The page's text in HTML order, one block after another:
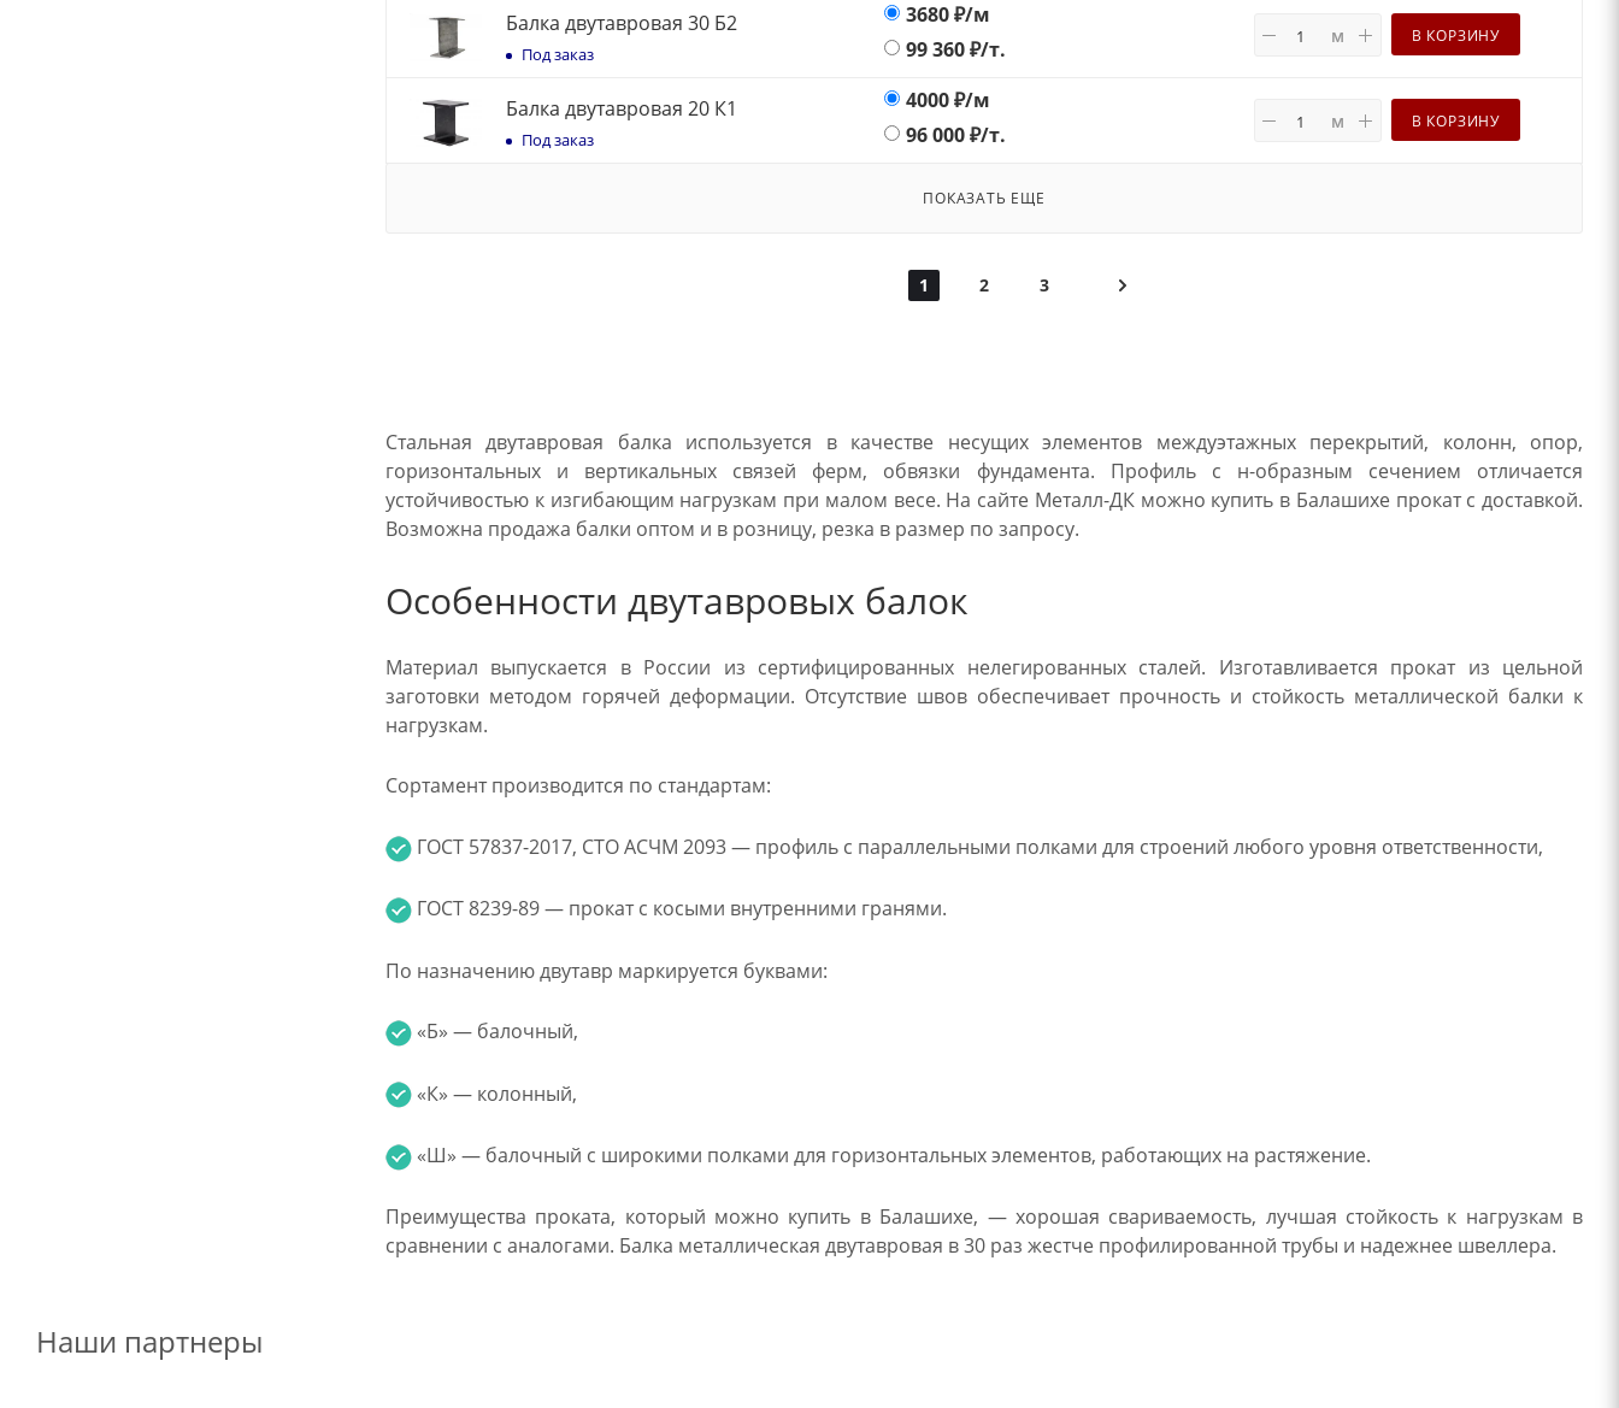
Балка двутавровая 30 Б2
Под заказ
3680₽/м
99 360₽/т.
м В КОРЗИНУ
Балка двутавровая 20 К1
Под заказ
4000₽/м
96 000₽/т.
м В КОРЗИНУ
ПОКАЗАТЬ ЕЩЕ
1 2 3
Стальная двутавровая балка используется в качестве несущих элементов междуэтажных перекрытий, колонн, опор,
горизонтальных и вертикальных связей ферм, обвязки фундамента. Профиль с н-образным сечением отличается
устойчивостью к изгибающим нагрузкам при малом весе. На сайте Металл-ДК можно купить в Балашихе прокат с доставкой.
Возможна продажа балки оптом и в розницу, резка в размер по запросу.
Особенности двутавровых балок
Материал выпускается в России из сертифицированных нелегированных сталей. Изготавливается прокат из цельной
заготовки методом горячей деформации. Отсутствие швов обеспечивает прочность и стойкость металлической балки к
нагрузкам.
Сортамент производится по стандартам:
ГОСТ 57837-2017, СТО АСЧМ 2093 — профиль с параллельными полками для строений любого уровня ответственности,
ГОСТ 8239-89 — прокат с косыми внутренними гранями.
По назначению двутавр маркируется буквами:
«Б» — балочный,
«К» — колонный,
«Ш» — балочный с широкими полками для горизонтальных элементов, работающих на растяжение.
Преимущества проката, который можно купить в Балашихе, — хорошая свариваемость, лучшая стойкость к нагрузкам в
сравнении с аналогами. Балка металлическая двутавровая в 30 раз жестче профилированной трубы и надежнее швеллера.
Наши партнеры